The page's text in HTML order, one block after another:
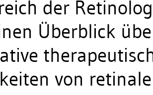
der
Überblick
von